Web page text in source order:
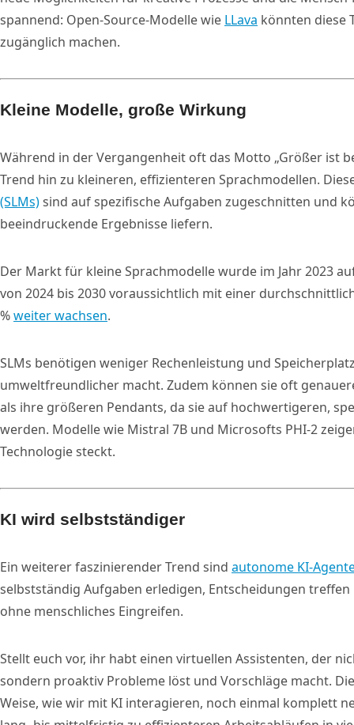
spannend: Open-Source-Modelle wie LLava könnten diese
zugänglich machen.
Kleine Modelle, große Wirkung
Während in der Vergangenheit oft das Motto „Größer ist
Trend hin zu kleineren, effizienteren Sprachmodellen.
(SLMs)sind auf spezifische Aufgaben zugeschnitten und
beeindruckende Ergebnisse liefern.
Der Markt für kleine Sprachmodelle wurde im Jahr 2023
von 2024 bis 2030 voraussichtlich mit einer
%weiter wachsen.
SLMs benötigen weniger Rechenleistung und
umweltfreundlicher macht. Zudem können sie oft
als ihre größeren Pendants, da sie auf hochwertigeren,
werden. Modelle wie Mistral 7B und Microsofts PHI-2
Technologie steckt.
KI wird selbstständiger
Ein weiterer faszinierender Trend sind autonome KI-
selbstständig Aufgaben erledigen, Entscheidungen
ohne menschliches Eingreifen.
Stellt euch vor, ihr habt einen virtuellen Assistenten, der
sondern proaktiv Probleme löst und Vorschläge macht.
Weise, wie wir mit KI interagieren, noch einmal komplett